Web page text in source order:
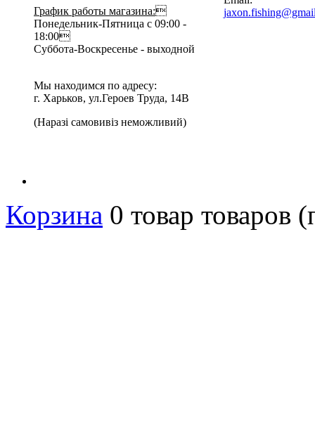
График работы магазина:
Понедельник-Пятница с 09:00 -
18:00
Суббота-Воскресенье - выходной
Мы находимся по адресу:
г. Харьков, ул.Героев Труда, 14В
(Наразі самовивіз неможливий)
Корзина 0 товар товаров